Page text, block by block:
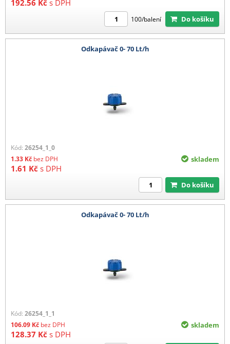
192.56 Kč s DPH
100/balení Do košíku
Odkapávač 0- 70 Lt/h
Kód: 26254_1_0
1.33 Kč bez DPH
1.61 Kč s DPH
skladem
Do košíku
Odkapávač 0- 70 Lt/h
Kód: 26254_1_1
106.09 Kč bez DPH
128.37 Kč s DPH
skladem